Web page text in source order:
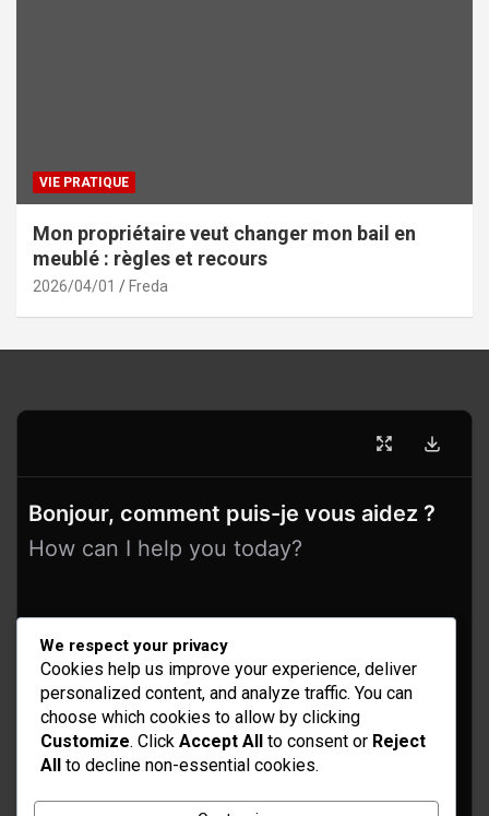
VIE PRATIQUE
Mon propriétaire veut changer mon bail en
meublé : règles et recours
2026/04/01 Freda
Bonjour, comment puis-je vous aidez ?
How can I help you today?
Idées d’aménagement et déco
Conseil bricolage et jardinage
We respect your privacy
Cookies help us improve your experience, deliver
personalized content, and analyze traffic. You can
choose which cookies to allow by clicking
Customize. Click Accept All to consent or Reject
All to decline non-essential cookies.